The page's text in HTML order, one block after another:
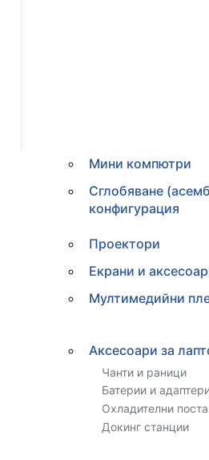
Мини компютри
Сглобяване
конфигурация
Проектори
Екрани и
Мултимедийни
Аксесоари за
Чанти и раници
Батерии и
Охладителни
Докинг станции